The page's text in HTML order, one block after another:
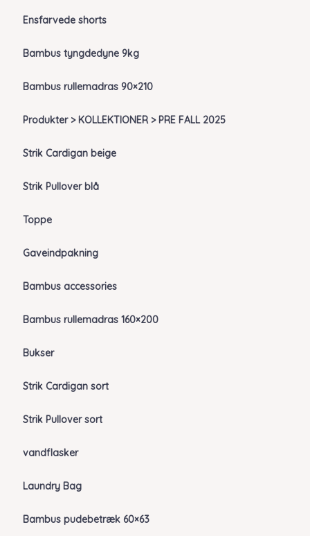
Ensfarvede shorts
Bambus tyngdedyne 9kg
Bambus rullemadras 90×210
Produkter > KOLLEKTIONER > PRE FALL 2025
Strik Cardigan beige
Strik Pullover blå
Toppe
Gaveindpakning
Bambus accessories
Bambus rullemadras 160×200
Bukser
Strik Cardigan sort
Strik Pullover sort
vandflasker
Laundry Bag
Bambus pudebetræk 60×63